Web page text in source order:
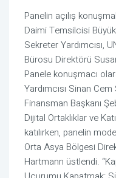
Panelin açılış
Daimi Temsilcisi
Sekreter Yardımcısı,
Bürosu Direktörü
Panele konuşmacı
Yardımcısı Sinan
Finansman Başkanı
Dijital Ortaklıklar ve
katılırken, panelin
Orta Asya Bölgesi
Hartmann üstlendi.